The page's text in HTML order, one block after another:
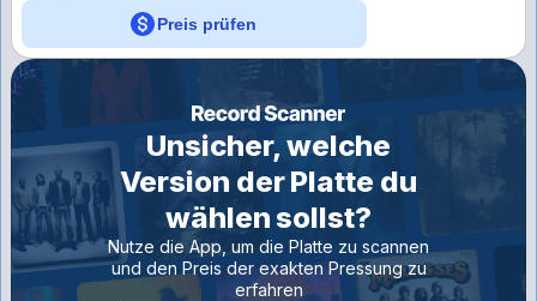
Preis prüfen
Unsicher, welche
Version der Platte du
wählen sollst?
Nutze die App, um die Platte zu scannen
und den Preis der exakten Pressung zu
erfahren